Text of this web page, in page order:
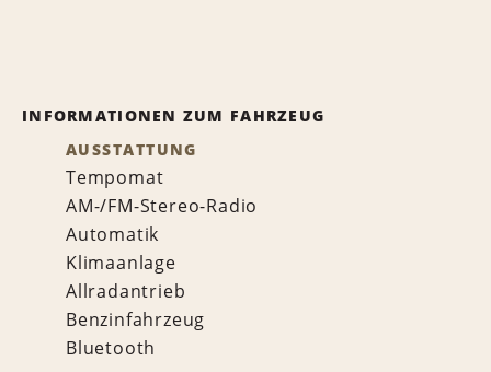
INFORMATIONEN ZUM FAHRZEUG
AUSSTATTUNG
Tempomat
AM-/FM-Stereo-Radio
Automatik
Klimaanlage
Allradantrieb
Benzinfahrzeug
Bluetooth